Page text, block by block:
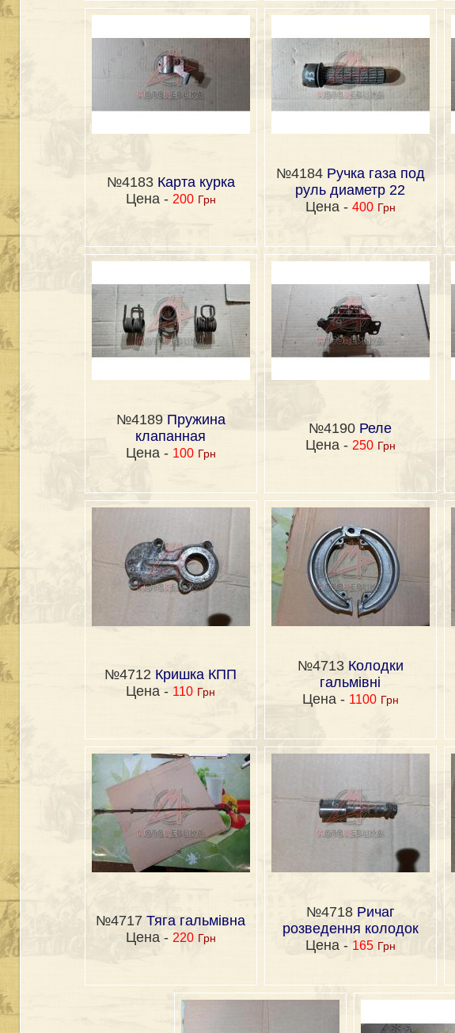
№4183 Карта курка
Цена - 200 Грн
№4184 Ручка газа под
руль диаметр 22
Цена - 400 Грн
№4189 Пружина
клапанная
Цена - 100 Грн
№4190 Реле
Цена - 250 Грн
№4712 Кришка КПП
Цена - 110 Грн
№4713 Колодки
гальмівні
Цена - 1100 Грн
№4717 Тяга гальмівна
Цена - 220 Грн
№4718 Ричаг
розведення колодок
Цена - 165 Грн